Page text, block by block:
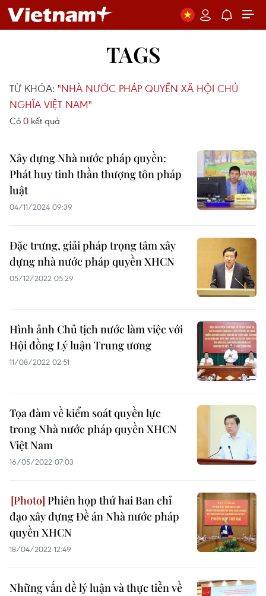
TAGS
TỪ KHÓA: "NHÀ NƯỚC PHÁP QUYỀN XÃ HỘI CHỦ
NGHĨA VIỆT NAM"
Có 0 kết quả
Xây dựng Nhà nước pháp quyền:
Phát huy tinh thần thượng tôn pháp
luật
04/11/2024 09:39
Đặc trưng, giải pháp trọng tâm xây
dựng nhà nước pháp quyền XHCN
05/12/2022 05:29
Hình ảnh Chủ tịch nước làm việc với
Hội đồng Lý luận Trung ương
11/08/2022 02:51
Tọa đàm về kiểm soát quyền lực
trong Nhà nước pháp quyền XHCN
Việt Nam
16/05/2022 07:03
Phiên họp thứ hai Ban chỉ
đạo xây dựng Đề án Nhà nước pháp
quyền XHCN
18/04/2022 12:49
Những vấn đề lý luận và thực tiễn về